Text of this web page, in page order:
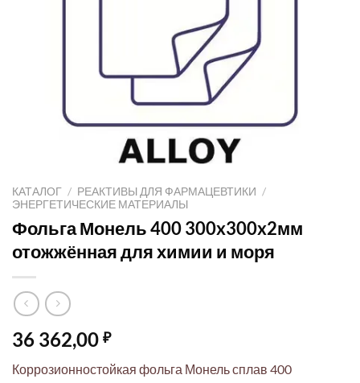
КАТАЛОГ / РЕАКТИВЫ ДЛЯ ФАРМАЦЕВТИКИ /
ЭНЕРГЕТИЧЕСКИЕ МАТЕРИАЛЫ
Фольга Монель 400 300x300x2мм
отожжённая для химии и моря
36 362,00 ₽
Коррозионностойкая фольга Монель сплав 400